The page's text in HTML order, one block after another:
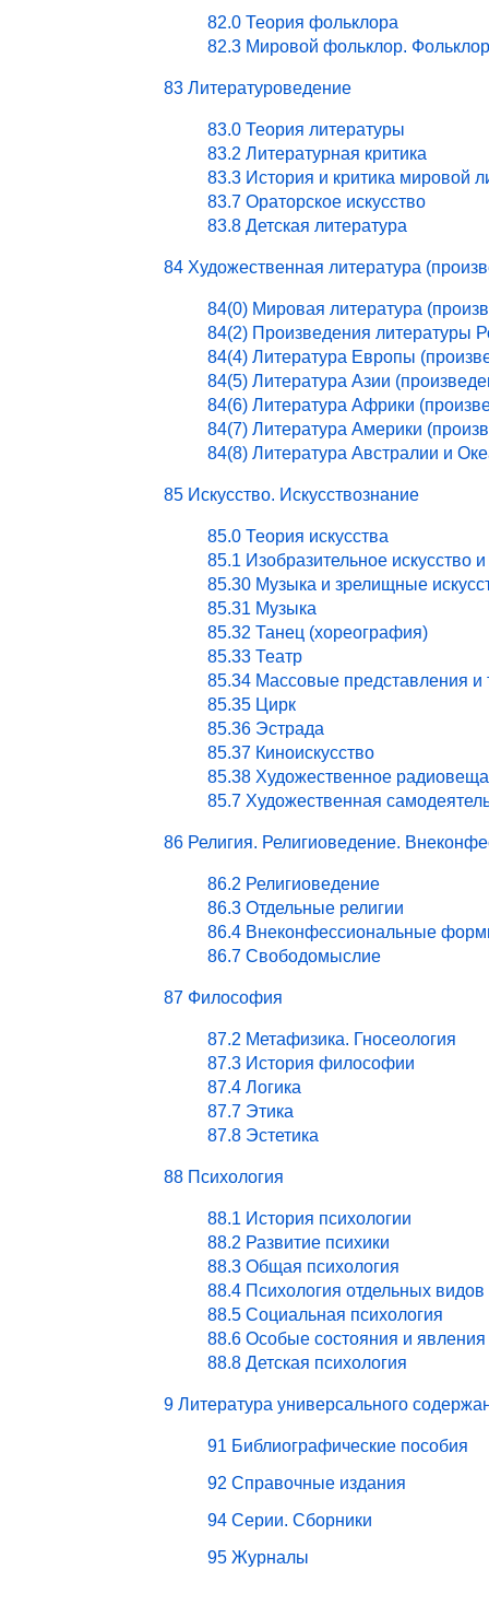
82.0 Теория фольклора
82.3 Мировой фольклор.
83 Литературоведение
83.0 Теория литературы
83.2 Литературная критика
83.3 История и критика мировой
83.7 Ораторское искусство
83.8 Детская литература
84 Художественная литература
84(0) Мировая литература
84(2) Произведения литературы
84(4) Литература Европы
84(5) Литература Азии
84(6) Литература Африки
84(7) Литература Америки
84(8) Литература Австралии и
85 Искусство. Искусствознание
85.0 Теория искусства
85.1 Изобразительное искусство и
85.30 Музыка и зрелищные
85.31 Музыка
85.32 Танец (хореография)
85.33 Театр
85.34 Массовые представления и
85.35 Цирк
85.36 Эстрада
85.37 Киноискусство
85.38 Художественное
85.7 Художественная
86 Религия. Религиоведение.
86.2 Религиоведение
86.3 Отдельные религии
86.4 Внеконфессиональные
86.7 Свободомыслие
87 Философия
87.2 Метафизика. Гносеология
87.3 История философии
87.4 Логика
87.7 Этика
87.8 Эстетика
88 Психология
88.1 История психологии
88.2 Развитие психики
88.3 Общая психология
88.4 Психология отдельных
88.5 Социальная психология
88.6 Особые состояния и явления
88.8 Детская психология
9 Литература универсального
91 Библиографические пособия
92 Справочные издания
94 Серии. Сборники
95 Журналы